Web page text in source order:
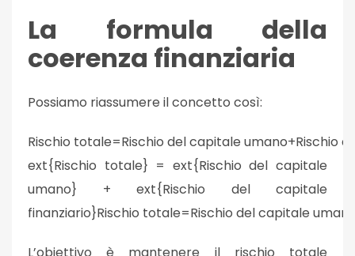
La formula della
coerenza finanziaria
Possiamo riassumere il concetto così:
Rischio totale=Rischio del capitale umano+Rischio
ext{Rischio totale} = ext{Rischio del capitale
umano} + ext{Rischio del capitale
finanziario}Rischio totale=Rischio del capitale